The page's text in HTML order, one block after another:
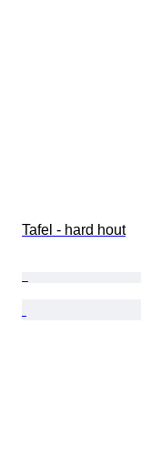
Tafel - hard hout